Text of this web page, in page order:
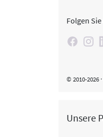
Folgen
© 2010-2026
Unsere